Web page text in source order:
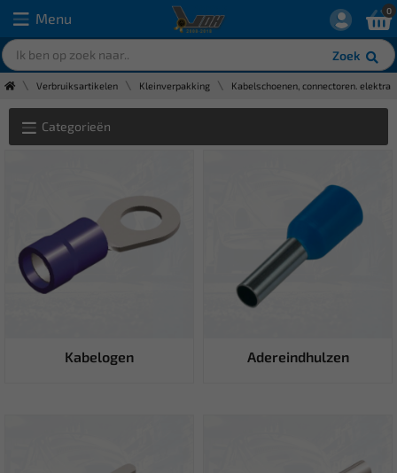
Menu
Zoek
0
Verbruiksartikelen Kleinverpakking Kabelschoenen, connectoren. elektra
Categorieën
Kabelogen Adereindhulzen